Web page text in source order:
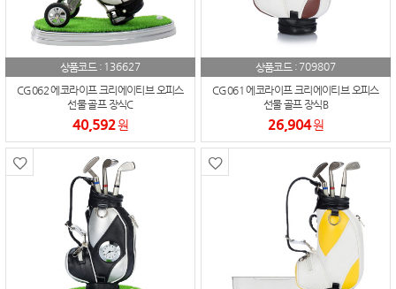
상품코드 : 136627
CG062 에코라이프 크리에이티브 오피스
선물 골프 장식C
40,592원
상품코드 : 709807
CG061 에코라이프 크리에이티브 오피스
선물 골프 장식B
26,904원